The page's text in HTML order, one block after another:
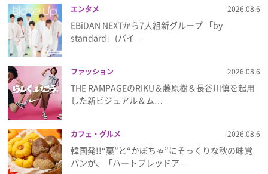
フィルム
Emoメン
ランキング
Emo!miuとは？
免責事項
エンタメ 2026.08.6
EBiDAN NEXTから7⼈組新グループ 「by
standard」(バイ…
ファッション 2026.08.6
THE RAMPAGEのRIKU＆藤原樹＆長谷川慎を起用
した新ビジュアル＆ム…
カフェ・グルメ 2026.08.6
韓国発!!“栗”と“かぼちゃ”にそっくりな秋の味覚
パンが、「ハートブレッドア…